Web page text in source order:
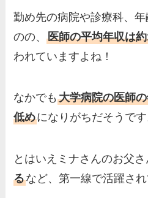
勤め先の病院や診療科、
のの、医師の平均年収は
われていますよね！
なかでも大学病院の医師
低めになりがちだそうです
とはいえミナさんのお父
るなど、第一線で活躍され